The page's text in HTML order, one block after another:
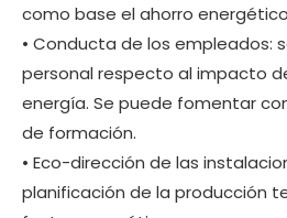
como base el ahorro
• Conducta de los empleados:
personal respecto al impacto
energía. Se puede fomentar
de formación.
• Eco-dirección de las
planificación de la producción